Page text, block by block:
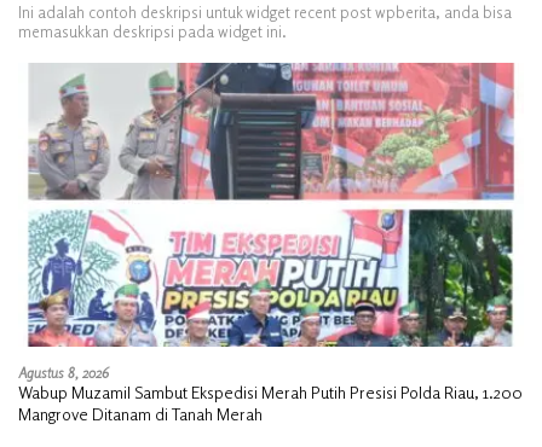
Ini adalah contoh deskripsi untuk widget recent post wpberita, anda bisa
memasukkan deskripsi pada widget ini.
Agustus 8, 2026
Wabup Muzamil Sambut Ekspedisi Merah Putih Presisi Polda Riau, 1.200
Mangrove Ditanam di Tanah Merah